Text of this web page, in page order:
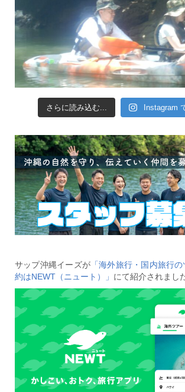
さらに読み込む... Instagram
サップ沖縄イーズが 「海外旅行・国内旅行
約はNEWT（ニュート）」 にて紹介されまし